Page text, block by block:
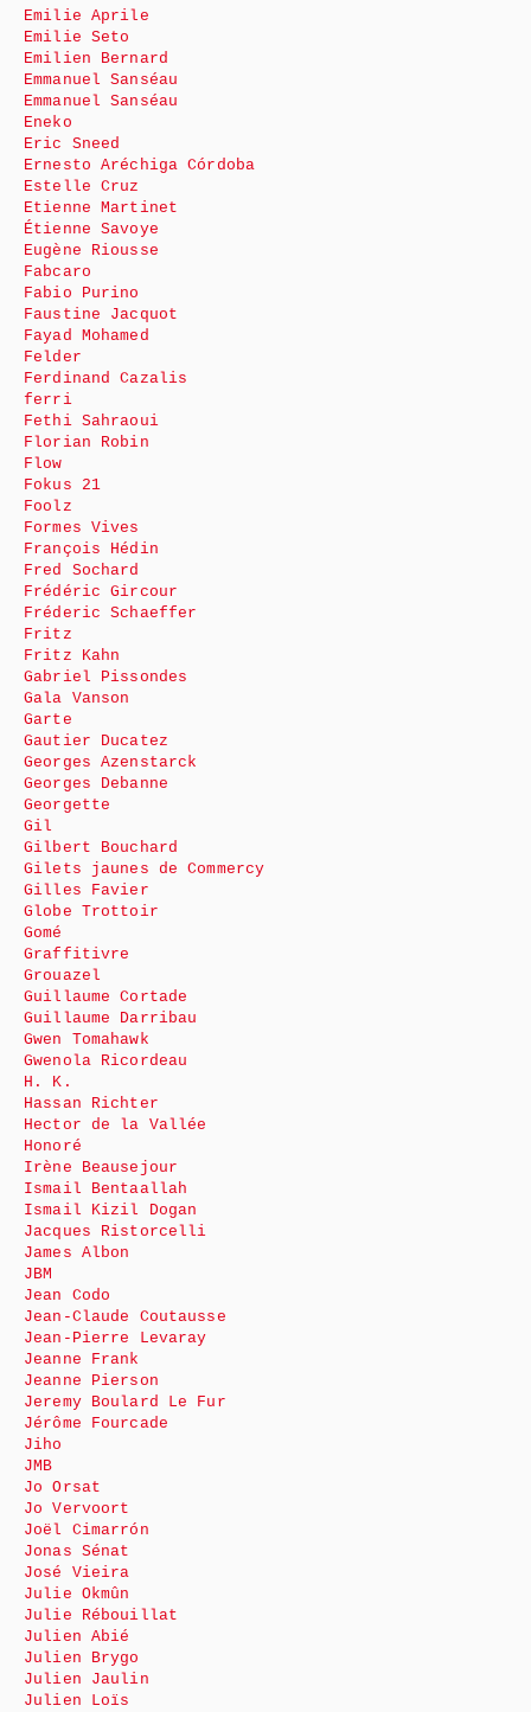
Emilie Aprile
Emilie Seto
Emilien Bernard
Emmanuel Sanséau
Emmanuel Sanséau
Eneko
Eric Sneed
Ernesto Aréchiga Córdoba
Estelle Cruz
Etienne Martinet
Étienne Savoye
Eugène Riousse
Fabcaro
Fabio Purino
Faustine Jacquot
Fayad Mohamed
Felder
Ferdinand Cazalis
ferri
Fethi Sahraoui
Florian Robin
Flow
Fokus 21
Foolz
Formes Vives
François Hédin
Fred Sochard
Frédéric Gircour
Fréderic Schaeffer
Fritz
Fritz Kahn
Gabriel Pissondes
Gala Vanson
Garte
Gautier Ducatez
Georges Azenstarck
Georges Debanne
Georgette
Gil
Gilbert Bouchard
Gilets jaunes de Commercy
Gilles Favier
Globe Trottoir
Gomé
Graffitivre
Grouazel
Guillaume Cortade
Guillaume Darribau
Gwen Tomahawk
Gwenola Ricordeau
H. K.
Hassan Richter
Hector de la Vallée
Honoré
Irène Beausejour
Ismail Bentaallah
Ismail Kizil Dogan
Jacques Ristorcelli
James Albon
JBM
Jean Codo
Jean-Claude Coutausse
Jean-Pierre Levaray
Jeanne Frank
Jeanne Pierson
Jeremy Boulard Le Fur
Jérôme Fourcade
Jiho
JMB
Jo Orsat
Jo Vervoort
Joël Cimarrón
Jonas Sénat
José Vieira
Julie Okmûn
Julie Rébouillat
Julien Abié
Julien Brygo
Julien Jaulin
Julien Loïs